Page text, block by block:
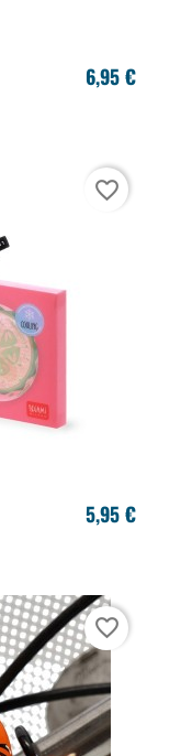
6,95 €
5,95 €
favorite_border
favorite_border